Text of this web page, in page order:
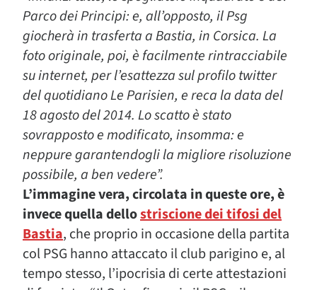
Parco dei Principi: e, all’opposto, il Psg
giocherà in trasferta a Bastia, in Corsica. La
foto originale, poi, è facilmente rintracciabile
su internet, per l’esattezza sul profilo twitter
del quotidiano Le Parisien, e reca la data del
18 agosto del 2014. Lo scatto è stato
sovrapposto e modificato, insomma: e
neppure garantendogli la migliore risoluzione
possibile, a ben vedere”.
L’immagine vera, circolata in queste ore, è
invece quella dellostriscione dei tifosi del
Bastia, che proprio in occasione della partita
col PSG hanno attaccato il club parigino e, al
tempo stesso, l’ipocrisia di certe attestazioni